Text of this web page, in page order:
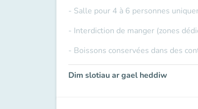
- Salle pour 4 à 6 personnes
- Interdiction de manger (zones
- Boissons conservées dans des
Dim slotiau ar gael heddiw